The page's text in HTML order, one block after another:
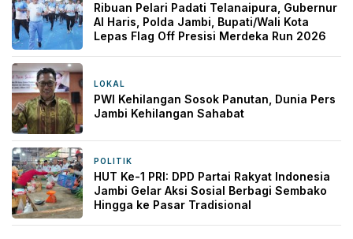
Ribuan Pelari Padati Telanaipura, Gubernur
Al Haris, Polda Jambi, Bupati/Wali Kota
Lepas Flag Off Presisi Merdeka Run 2026
LOKAL
PWI Kehilangan Sosok Panutan, Dunia Pers
Jambi Kehilangan Sahabat
POLITIK
HUT Ke-1 PRI: DPD Partai Rakyat Indonesia
Jambi Gelar Aksi Sosial Berbagi Sembako
Hingga ke Pasar Tradisional